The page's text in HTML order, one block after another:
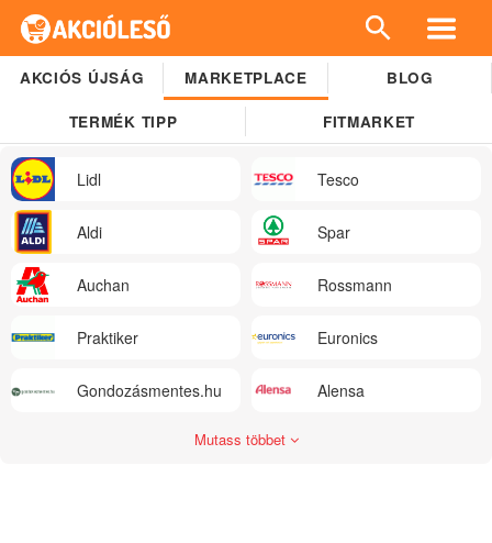
AKCIÓS ÚJSÁG MARKETPLACE BLOG
TERMÉK TIPP FITMARKET
Lidl Tesco
Aldi Spar
Auchan Rossmann
Praktiker Euronics
Gondozásmentes.hu Alensa
Mutass többet